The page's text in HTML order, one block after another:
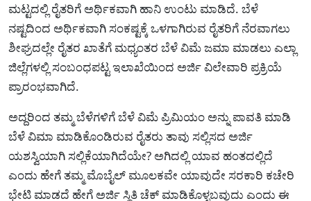
ಮಟ್ಟದಲ್ಲಿ ರೈತರಿಗೆ ಅರ್ಥಿಕವಾಗಿ ಹಾನಿ ಉಂಟು ಮಾಡಿದೆ. ಬೆಳೆ
ನಷ್ಟದಿಂದ ಅರ್ಥಿಕವಾಗಿ ಸಂಕಷ್ಟಕ್ಕೆ ಒಳಗಾಗಿರುವ ರೈತರಿಗೆ ನೆರವಾಗಲು
ಶೀಘ್ರದಲ್ಲೇ ರೈತರ ಖಾತೆಗೆ ಮಧ್ಯಂತರ ಬೆಳೆ ವಿಮೆ ಜಮಾ ಮಾಡಲು ಎಲ್ಲಾ
ಜಿಲ್ಲೆಗಳಲ್ಲಿ ಸಂಬಂಧಪಟ್ಟ ಇಲಾಖೆಯಿಂದ ಅರ್ಜಿ ವಿಲೇವಾರಿ ಪ್ರಕ್ರಿಯೆ
ಪ್ರಾರಂಭವಾಗಿದೆ.
ಅದ್ದರಿಂದ ತಮ್ಮ ಬೆಳೆಗಳಿಗೆ ಬೆಳೆ ವಿಮೆ ಪ್ರಿಮಿಯಂ ಅನ್ನು ಪಾವತಿ ಮಾಡಿ
ಬೆಳೆ ವಿಮಾ ಮಾಡಿಕೊಂಡಿರುವ ರೈತರು ತಾವು ಸಲ್ಲಿಸದ ಅರ್ಜಿ
ಯಶಸ್ವಿಯಾಗಿ ಸಲ್ಲಿಕೆಯಾಗಿದೆಯೇ? ಅಗಿದಲ್ಲಿ ಯಾವ ಹಂತದಲ್ಲಿದೆ
ಎಂದು ಹೇಗೆ ತಮ್ಮ ಮೊಬೈಲ್ ಮೂಲಕವೇ ಯಾವುದೇ ಸರಕಾರಿ ಕಚೇರಿ
ಭೇಟಿ ಮಾಡದೆ ಹೇಗೆ ಅರ್ಜಿ ಸ್ಥಿತಿ ಚೆಕ್ ಮಾಡಿಕೊಳ್ಳಬವುದು ಎಂದು ಈ